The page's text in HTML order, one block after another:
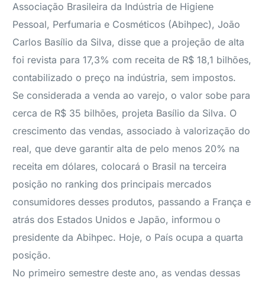
Associação Brasileira da Indústria de Higiene
Pessoal, Perfumaria e Cosméticos (Abihpec), João
Carlos Basílio da Silva, disse que a projeção de alta
foi revista para 17,3% com receita de R$ 18,1 bilhões,
contabilizado o preço na indústria, sem impostos.
Se considerada a venda ao varejo, o valor sobe para
cerca de R$ 35 bilhões, projeta Basílio da Silva. O
crescimento das vendas, associado à valorização do
real, que deve garantir alta de pelo menos 20% na
receita em dólares, colocará o Brasil na terceira
posição no ranking dos principais mercados
consumidores desses produtos, passando a França e
atrás dos Estados Unidos e Japão, informou o
presidente da Abihpec. Hoje, o País ocupa a quarta
posição.
No primeiro semestre deste ano, as vendas dessas